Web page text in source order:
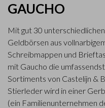
GAUCHO
Mit gut 30
Geldbörsen aus
Schreibmappen und
mit Gaucho die
Sortiments von Castelijn &
Stierleder wird in einer
(ein Familienunternehmen